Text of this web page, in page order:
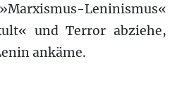
Leninismus«
und Terror abziehe,
ankäme.